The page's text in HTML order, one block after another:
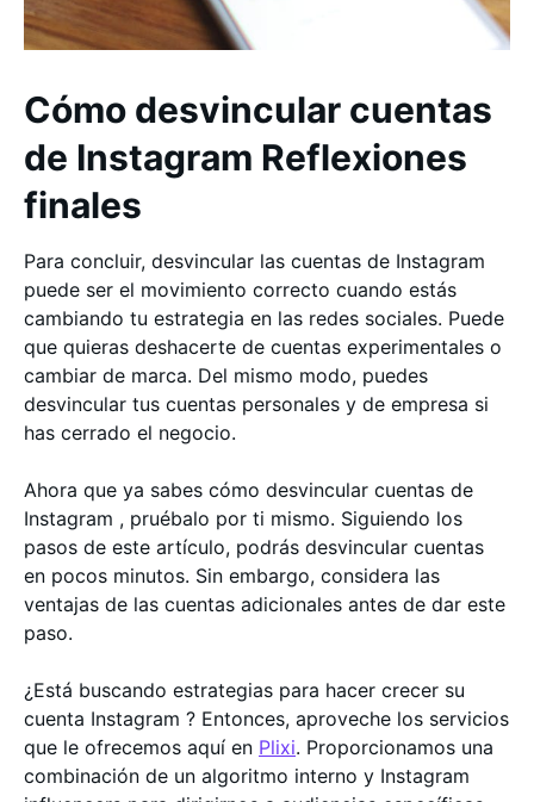
Cómo desvincular cuentas
de Instagram Reflexiones
finales
Para concluir, desvincular las cuentas de Instagram
puede ser el movimiento correcto cuando estás
cambiando tu estrategia en las redes sociales. Puede
que quieras deshacerte de cuentas experimentales o
cambiar de marca. Del mismo modo, puedes
desvincular tus cuentas personales y de empresa si
has cerrado el negocio.
Ahora que ya sabes cómo desvincular cuentas de
Instagram , pruébalo por ti mismo. Siguiendo los
pasos de este artículo, podrás desvincular cuentas
en pocos minutos. Sin embargo, considera las
ventajas de las cuentas adicionales antes de dar este
paso.
¿Está buscando estrategias para hacer crecer su
cuenta Instagram ? Entonces, aproveche los servicios
que le ofrecemos aquí en Plixi. Proporcionamos una
combinación de un algoritmo interno y Instagram